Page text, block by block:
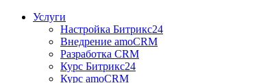
Услуги
Настройка Битрикс24
Внедрение amoCRM
Разработка CRM
Курс Битрикс24
Курс amoCRM